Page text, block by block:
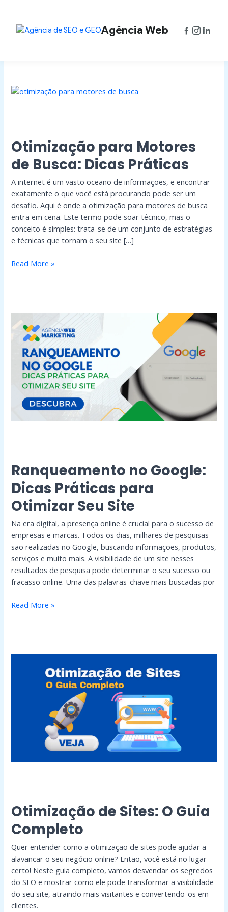
Agência Web
Otimização para Motores
de Busca: Dicas Práticas
A internet é um vasto oceano de informações, e encontrar
exatamente o que você está procurando pode ser um
desafio. Aqui é onde a otimização para motores de busca
entra em cena. Este termo pode soar técnico, mas o
conceito é simples: trata-se de um conjunto de estratégias
e técnicas que tornam o seu site […]
para
Práticas
Read More »
Ranqueamento no Google:
Dicas Práticas para
Otimizar Seu Site
Na era digital, a presença online é crucial para o sucesso de
empresas e marcas. Todos os dias, milhares de pesquisas
são realizadas no Google, buscando informações, produtos,
serviços e muito mais. A visibilidade de um site nesses
resultados de pesquisa pode determinar o seu sucesso ou
fracasso online. Uma das palavras-chave mais buscadas por
no
Google:
Dicas
Práticas
para
Otimizar
Seu
Site
Read More »
Otimização de Sites: O Guia
Completo
Quer entender como a otimização de sites pode ajudar a
alavancar o seu negócio online? Então, você está no lugar
certo! Neste guia completo, vamos desvendar os segredos
do SEO e mostrar como ele pode transformar a visibilidade
do seu site, atraindo mais visitantes e convertendo-os em
clientes.
de
post